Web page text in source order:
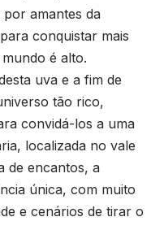
por amantes da
conquistar mais
é alto.
uva e a fim de
tão rico,
convidá-los a uma
localizada no vale
de encantos, a
única, com muito
e cenários de tirar o